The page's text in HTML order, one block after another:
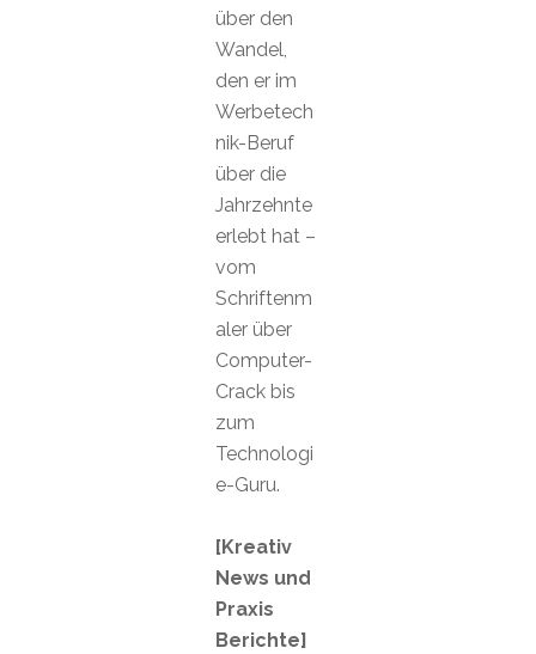
über den
Wandel,
den er im
Werbetech
nik-Beruf
über die
Jahrzehnte
erlebt hat –
vom
Schriftenm
aler über
Computer-
Crack bis
zum
Technologi
e-Guru.
[Kreativ
News und
Praxis
Berichte]